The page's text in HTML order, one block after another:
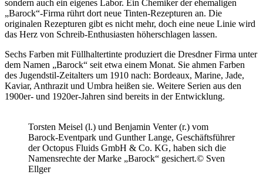
sondern auch ein eigenes Labor. Ein Chemiker der ehemaligen
„Barock“-Firma rührt dort neue Tinten-Rezepturen an. Die
originalen Rezepturen gibt es nicht mehr, doch eine neue Linie wird
das Herz von Schreib-Enthusiasten höherschlagen lassen.
Sechs Farben mit Füllhaltertinte produziert die Dresdner Firma unter
dem Namen „Barock“ seit etwa einem Monat. Sie ahmen Farben
des Jugendstil-Zeitalters um 1910 nach: Bordeaux, Marine, Jade,
Kaviar, Anthrazit und Umbra heißen sie. Weitere Serien aus den
1900er- und 1920er-Jahren sind bereits in der Entwicklung.
Torsten Meisel (l.) und Benjamin Venter (r.) vom
Barock-Eventpark und Gunther Lange, Geschäftsführer
der Octopus Fluids GmbH & Co. KG, haben sich die
Namensrechte der Marke „Barock“ gesichert.© Sven
Ellger